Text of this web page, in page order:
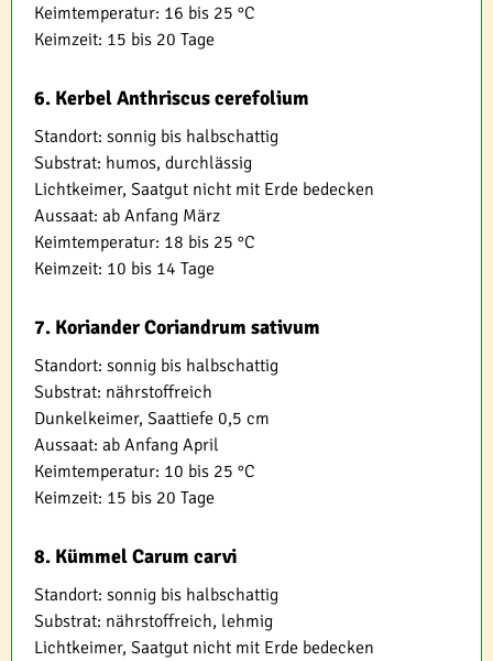
Keimtemperatur: 16 bis 25 °C
Keimzeit: 15 bis 20 Tage
6. Kerbel Anthriscus cerefolium
Standort: sonnig bis halbschattig
Substrat: humos, durchlässig
Lichtkeimer, Saatgut nicht mit Erde bedecken
Aussaat: ab Anfang März
Keimtemperatur: 18 bis 25 °C
Keimzeit: 10 bis 14 Tage
7. Koriander Coriandrum sativum
Standort: sonnig bis halbschattig
Substrat: nährstoffreich
Dunkelkeimer, Saattiefe 0,5 cm
Aussaat: ab Anfang April
Keimtemperatur: 10 bis 25 °C
Keimzeit: 15 bis 20 Tage
8. Kümmel Carum carvi
Standort: sonnig bis halbschattig
Substrat: nährstoffreich, lehmig
Lichtkeimer, Saatgut nicht mit Erde bedecken